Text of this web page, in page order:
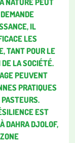
NATURE PEUT
IL
LES
TANT POUR LE
LA SOCIÉTÉ.
PEUVENT
PRATIQUES
EST
DAHRA DJOLOF,